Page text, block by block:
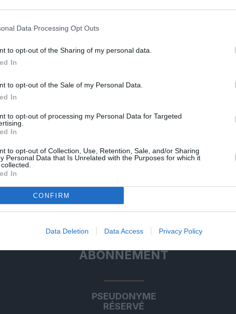
Data Processing Opt Outs
to opt-out of the Sharing of my personal data.
In
to opt-out of the Sale of my Personal Data.
In
to opt-out of processing my Personal Data for Targeted
In
to opt-out of Collection, Use, Retention, Sale, and/or Sharing
Personal Data that Is Unrelated with the Purposes for which it
In
CONFIRM
Data Deletion Data Access Privacy Policy
un bon service est la compagnie
pax business, peu de touristes,
de voyageurs
mal
dans une région que certains qualifient
ABONNEMENT
PSEUDONYME
RÉSERVÉ